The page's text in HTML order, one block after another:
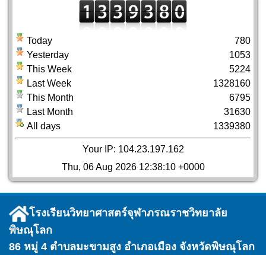
Today
Yesterday
This Week
Last Week
This Month
Last Month
All days
780
1053
5224
1328160
6795
31630
1339380
Your IP: 104.23.197.162
Thu, 06 Aug 2026 12:38:10 +0000
โรงเรียนวิทยาศาสตร์จุฬาภรณราชวิทยาลัย
พิษณุโลก
86 หมู่ 4 ตำบลมะขามสูง อำเภอเมือง จังหวัดพิษณุโลก